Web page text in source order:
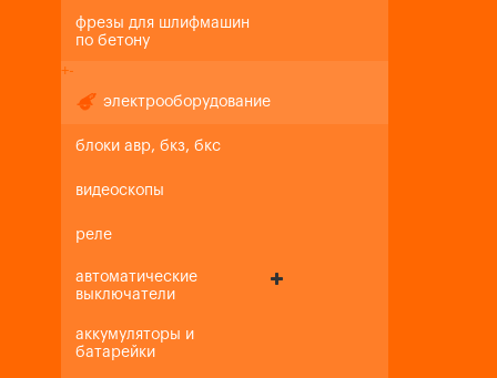
фрезы для шлифмашин
по бетону
+-
электрооборудование
блоки авр, бкз, бкс
видеоскопы
реле
автоматические
выключатели
аккумуляторы и
батарейки